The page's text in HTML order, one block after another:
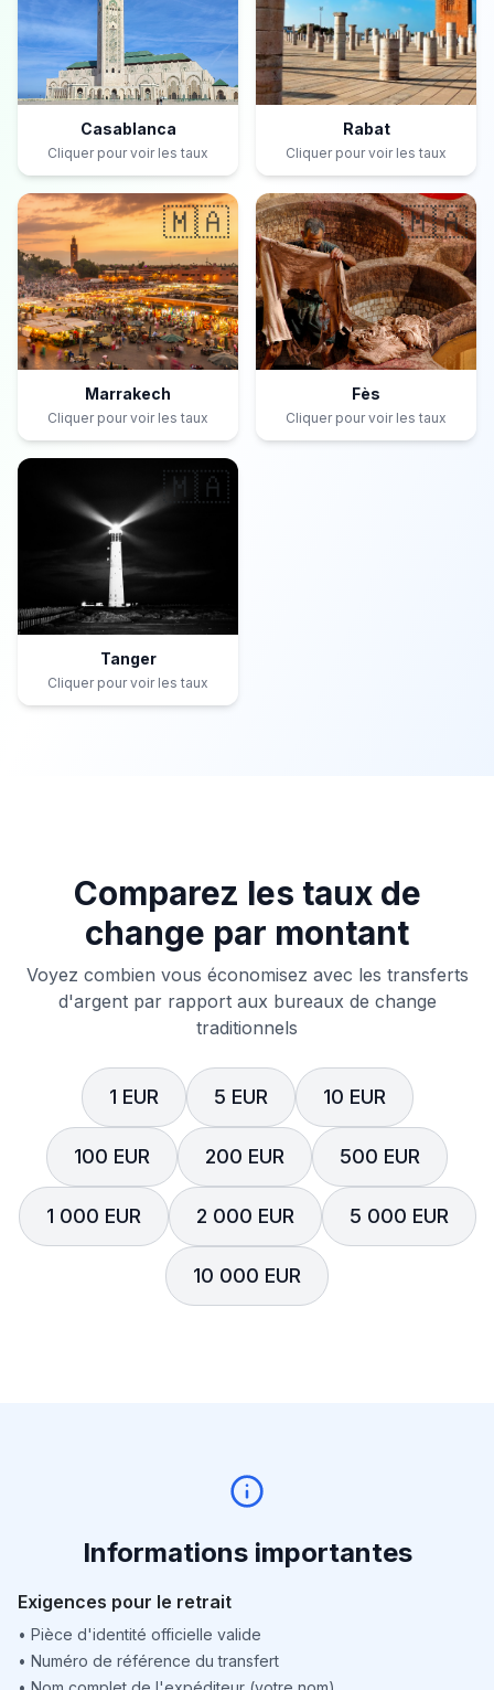
Casablanca
Cliquer pour voir les taux
Rabat
Cliquer pour voir les taux
🇲🇦
Marrakech
Cliquer pour voir les taux
🇲🇦
Fès
Cliquer pour voir les taux
🇲🇦
Tanger
Cliquer pour voir les taux
Comparez les taux de
change par montant
Voyez combien vous économisez avec les transferts
d'argent par rapport aux bureaux de change
traditionnels
1 EUR 5 EUR 10 EUR
100 EUR 200 EUR 500 EUR
1 000 EUR 2 000 EUR 5 000 EUR
10 000 EUR
Informations importantes
Exigences pour le retrait
• Pièce d'identité officielle valide
• Numéro de référence du transfert